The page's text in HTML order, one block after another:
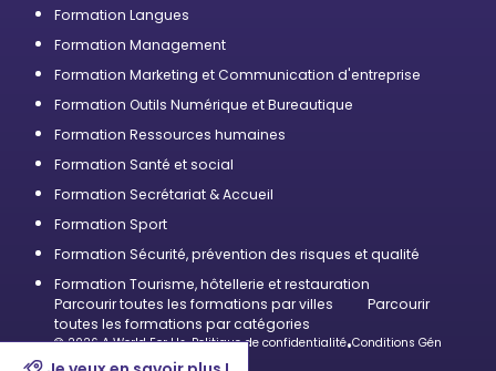
Formation Langues
Formation Management
Formation Marketing et Communication d'entreprise
Formation Outils Numérique et Bureautique
Formation Ressources humaines
Formation Santé et social
Formation Secrétariat & Accueil
Formation Sport
Formation Sécurité, prévention des risques et qualité
Formation Tourisme, hôtellerie et restauration
Parcourir toutes les formations par villes
Parcourir
toutes les formations par catégories
© 2026 A World For Us•Politique de confidentialité•Conditions Générales